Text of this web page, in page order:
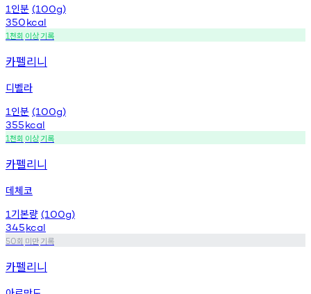
1 인분 (100g)
350kcal
1천회 이상기록
카펠리니
디벨라
1 인분 (100g)
355kcal
1천회 이상기록
카펠리니
데체코
1 기본량 (100g)
345kcal
50회 미만기록
카펠리니